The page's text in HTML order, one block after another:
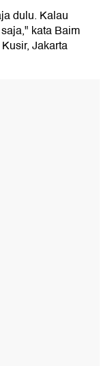
dulu. Kalau
kata Baim
Jakarta